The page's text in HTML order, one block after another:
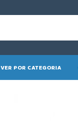
VER POR CATEGORIA